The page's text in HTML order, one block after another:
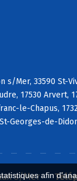
afin
s/Mer, 33590 St-
17530 Arvert,
le-Chapus,
Georges-de-
s/Mer